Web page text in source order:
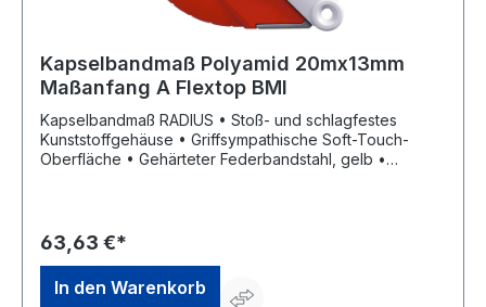
Kapselbandmaß Polyamid 20mx13mm
Maßanfang A Flextop BMI
Kapselbandmaß RADIUS • Stoß- und schlagfestes
Kunststoffgehäuse • Griffsympathische Soft-Touch-
Oberfläche • Gehärteter Federbandstahl, gelb •
10 cm nach Anfangsbeschlag) • Kurbelarm kann von
Rechts- auf Linkshänderbetrieb umgestellt werden •
Parkposition für Kurbelarm und Anfangsring • EG-
Genauigkeitsklasse II
63,63 €*
In den Warenkorb